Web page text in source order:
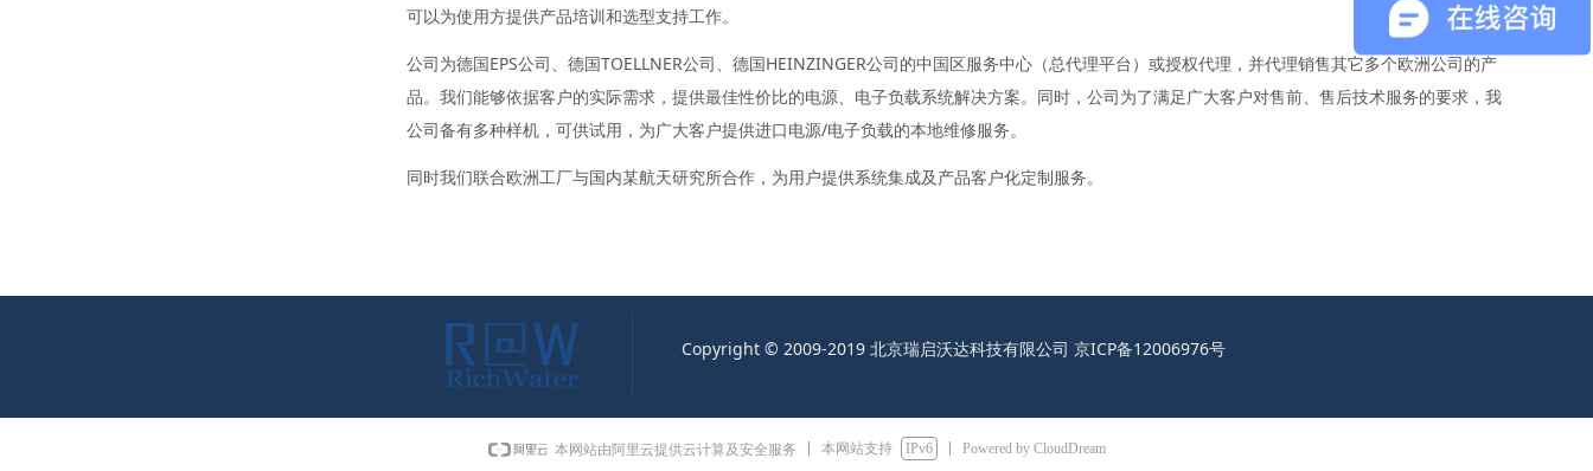
可以为使用方提供产品培训和选型支持工作。
公司为德国EPS公司、德国TOELLNER公司、德国HEINZINGER公司的中国区服务中心（总代理平台）或授权代理，并代理销售其它多个欧洲公司的产
品。我们能够依据客户的实际需求，提供最佳性价比的电源、电子负载系统解决方案。同时，公司为了满足广大客户对售前、售后技术服务的要求，我
公司备有多种样机，可供试用，为广大客户提供进口电源/电子负载的本地维修服务。
同时我们联合欧洲工厂与国内某航天研究所合作，为用户提供系统集成及产品客户化定制服务。
Copyright © 2009-2019 北京瑞启沃达科技有限公司 京ICP备12006976号
本网站由阿里云提供云计算及安全服务 本网站支持 IPv6 Powered by CloudDream